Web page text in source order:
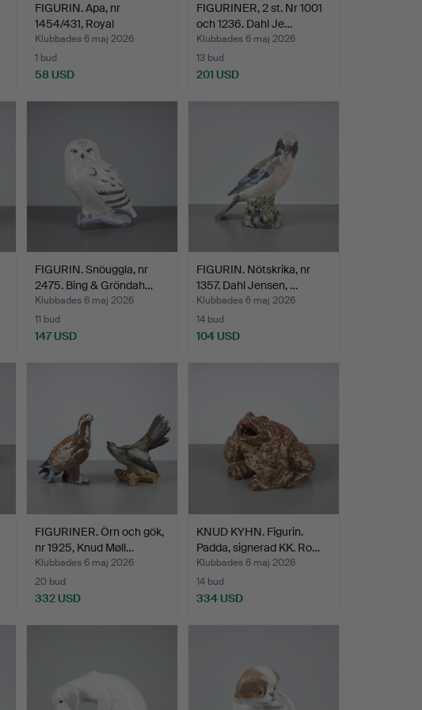
FIGURIN. Apa, nr
1454/431, Royal
Copenhage…
Klubbades 6 maj 2026
1 bud
58 USD
FIGURINER, 2 st. Nr 1001
och 1236. Dahl Je…
Klubbades 6 maj 2026
13 bud
201 USD
FIGURIN. Snöuggla, nr
2475. Bing & Gröndah…
Klubbades 6 maj 2026
11 bud
147 USD
FIGURIN. Nötskrika, nr
1357. Dahl Jensen, …
Klubbades 6 maj 2026
14 bud
104 USD
FIGURINER. Örn och gök,
nr 1925, Knud Møll…
Klubbades 6 maj 2026
20 bud
332 USD
KNUD KYHN. Figurin.
Padda, signerad KK. Ro…
Klubbades 6 maj 2026
14 bud
334 USD